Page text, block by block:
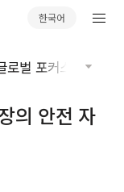
한국어
로벌 포커스 기술적
의 안전 자